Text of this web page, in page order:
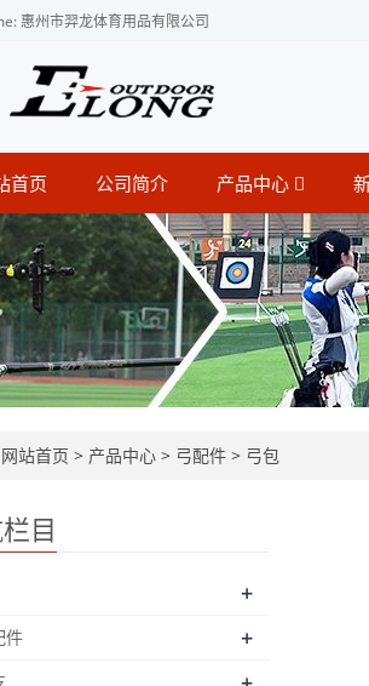
惠州市羿龙体育用品有限公司
首页 公司简介 产品中心
网站首页 > 产品中心 > 弓配件 > 弓包
目
+
件 +